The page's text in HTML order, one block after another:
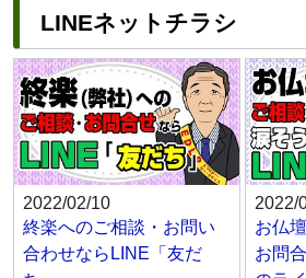
LINEネットチラシ
2022/02/10
終楽へのご相談・お問い
合わせならLINE「友だ
2022/
お仏
お問